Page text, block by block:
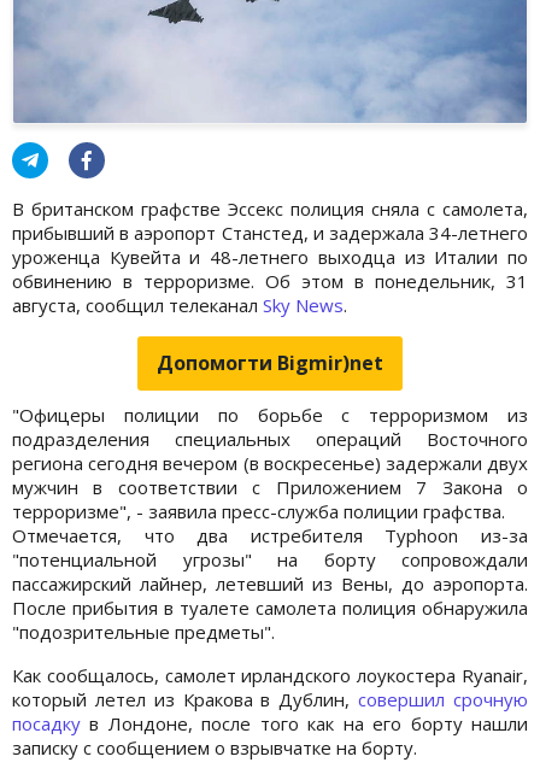
В британском графстве Эссекс полиция сняла с самолета,
прибывший в аэропорт Станстед, и задержала 34-летнего
уроженца Кувейта и 48-летнего выходца из Италии по
обвинению в терроризме. Об этом в понедельник, 31
августа, сообщил телеканал Sky News.
Допомогти Bigmir)net
"Офицеры полиции по борьбе с терроризмом из
подразделения специальных операций Восточного
региона сегодня вечером (в воскресенье) задержали двух
мужчин в соответствии с Приложением 7 Закона о
терроризме", - заявила пресс-служба полиции графства.
Отмечается, что два истребителя Typhoon из-за
"потенциальной угрозы" на борту сопровождали
пассажирский лайнер, летевший из Вены, до аэропорта.
После прибытия в туалете самолета полиция обнаружила
"подозрительные предметы".
Как сообщалось, самолет ирландского лоукостера Ryanair,
который летел из Кракова в Дублин,совершил срочную
посадку в Лондоне, после того как на его борту нашли
записку с сообщением о взрывчатке на борту.